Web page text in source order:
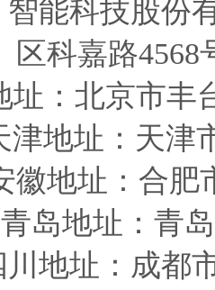
智能科技股
区科嘉路
址：北京市丰
津地址 ：天津
徽地址 ：合
青岛地址 ：青
地址 ：成都